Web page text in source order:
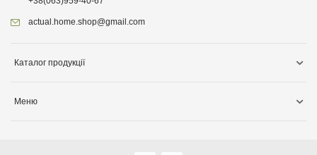
actual.home.shop@gmail.com
Каталог продукції
Меню